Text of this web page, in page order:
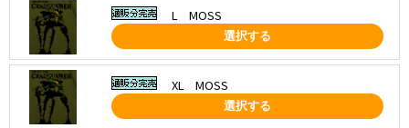
L MOSS
選択する
XL MOSS
選択する